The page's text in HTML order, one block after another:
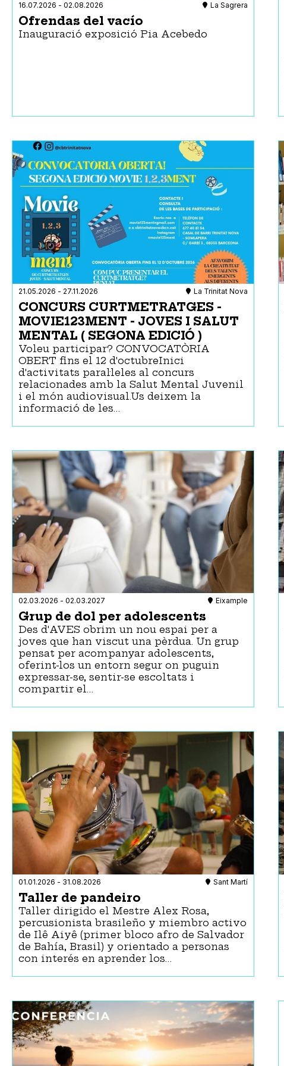
16.07.2026 - 02.08.2026 La Sagrera
Ofrendas del vacío
Inauguració exposició Pia Acebedo
21.05.2026 - 27.11.2026 La Trinitat Nova
CONCURS CURTMETRATGES -
MOVIE123MENT - JOVES I SALUT
MENTAL ( SEGONA EDICIÓ )
Voleu participar? CONVOCATÒRIA
OBERT fins el 12 d'octubreInici
d'activitats paral·leles al concurs
relacionades amb la Salut Mental Juvenil
i el món audiovisual.Us deixem la
informació de les…
02.03.2026 - 02.03.2027 Eixample
Grup de dol per adolescents
Des d'AVES obrim un nou espai per a
joves que han viscut una pèrdua. Un grup
pensat per acompanyar adolescents,
oferint-los un entorn segur on puguin
expressar-se, sentir-se escoltats i
compartir el…
01.01.2026 - 31.08.2026 Sant Martí
Taller de pandeiro
Taller dirigido el Mestre Alex Rosa,
percusionista brasileño y miembro activo
de Ilê Aiyê (primer bloco afro de Salvador
de Bahía, Brasil) y orientado a personas
con interés en aprender los…